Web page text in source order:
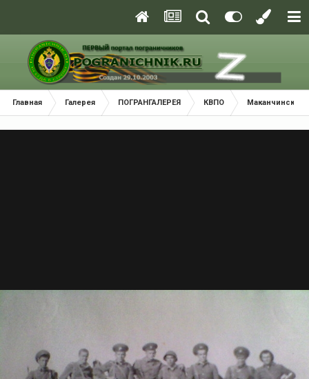
Главная Галерея ПОГРАНГАЛЕРЕЯ КВПО Маканчинский